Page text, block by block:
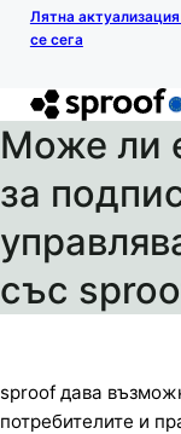
Лятна
се сега
Може ли
за
със
sproof дава
потребителите и